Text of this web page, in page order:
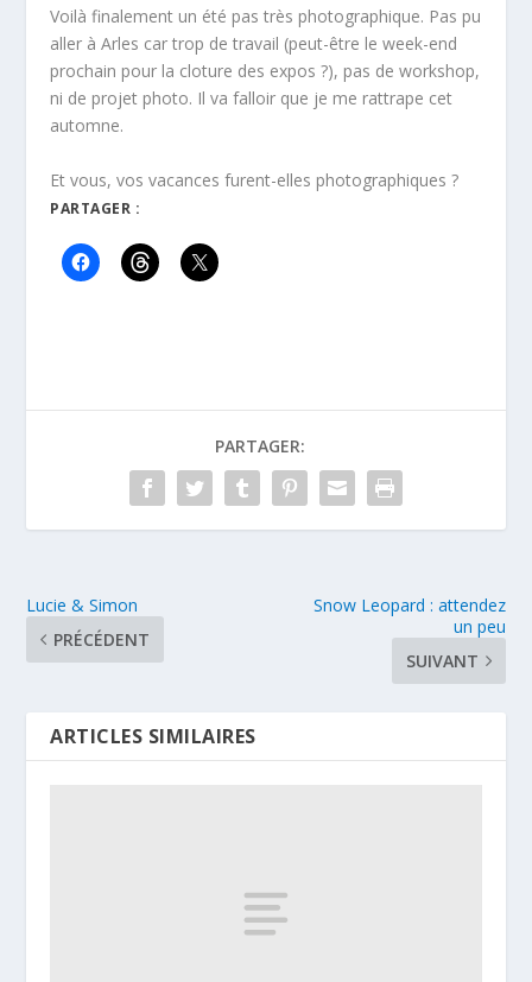
Voilà finalement un été pas très photographique. Pas pu
aller à Arles car trop de travail (peut-être le week-end
prochain pour la cloture des expos ?), pas de workshop,
ni de projet photo. Il va falloir que je me rattrape cet
automne.
Et vous, vos vacances furent-elles photographiques ?
PARTAGER :
PARTAGER:
Lucie & Simon
PRÉCÉDENT
Snow Leopard : attendez
un peu
SUIVANT
ARTICLES SIMILAIRES